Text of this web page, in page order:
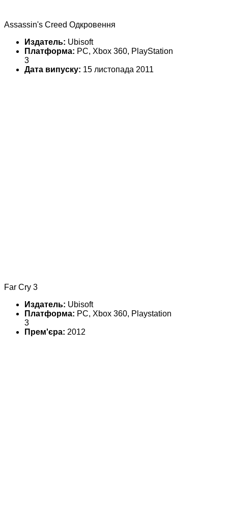
Assassin's Creed Одкровення
Издатель: Ubisoft
Платформа: PC, Xbox 360, PlayStation
3
Дата випуску: 15 листопада 2011
Far Cry 3
Издатель: Ubisoft
Платформа: PC, Xbox 360, Playstation
3
Прем'єра: 2012